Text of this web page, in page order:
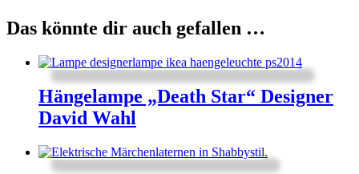
Das könnte dir auch gefallen …
Hängelampe „Death Star“ Designer
David Wahl